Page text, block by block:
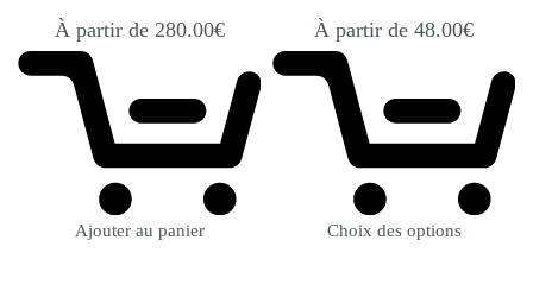
À partir de 280.00€
Ajouter au panier
À partir de 48.00€
Choix des options